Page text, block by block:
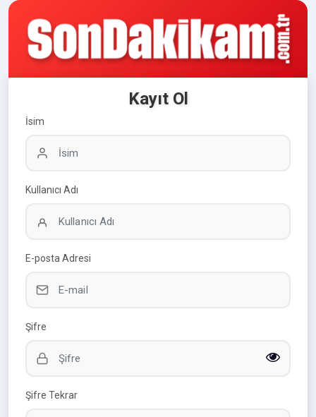
Kayıt Ol
İsim
Kullanıcı Adı
E-posta Adresi
Şifre
Şifre Tekrar